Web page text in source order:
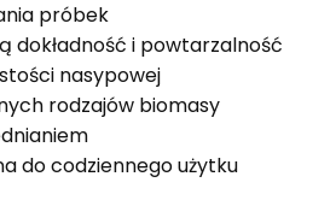
próbek
dokładność i powtarzalność
nasypowej
rodzajów biomasy
do codziennego użytku